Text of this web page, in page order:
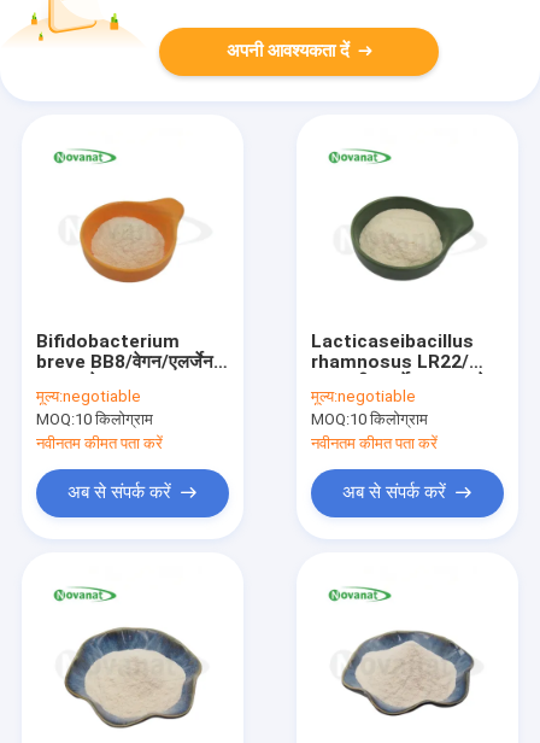
अपनी आवश्यकता दें
Bifidobacterium
breve BB8/वेगन/एलर्जेन
मूल्य:negotiable
MOQ:10 किलोग्राम
नवीनतम कीमत पता करें
अब से संपर्क करें
Lacticaseibacillus
rhamnosus LR22/
मुक्त/दूध मुक्त/पाचन स्वास्थ्य
मूल्य:negotiable
MOQ:10 किलोग्राम
नवीनतम कीमत पता करें
अब से संपर्क करें